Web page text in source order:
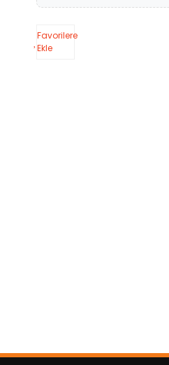
Favorilere
Ekle